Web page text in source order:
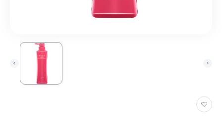
お